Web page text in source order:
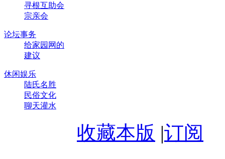
寻根互助会
宗亲会
论坛事务
给家园网的
建议
休闲娱乐
陆氏名胜
民俗文化
聊天灌水
收藏本版 |订阅